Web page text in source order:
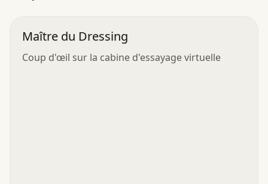
Maître du Dressing
Coup d'œil sur la cabine d'essayage virtuelle